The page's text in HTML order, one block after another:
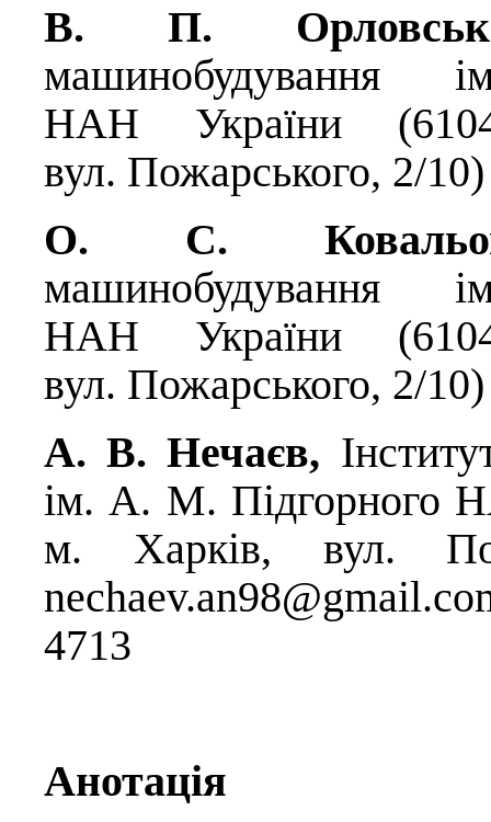
В. П.
НАН України
вул. Пожарського, 2/10)
О. С.
НАН України
вул. Пожарського, 2/10)
А. В. Нечаєв,
ім. А. М. Підгорного
м. Харків, вул.
4713
Анотація